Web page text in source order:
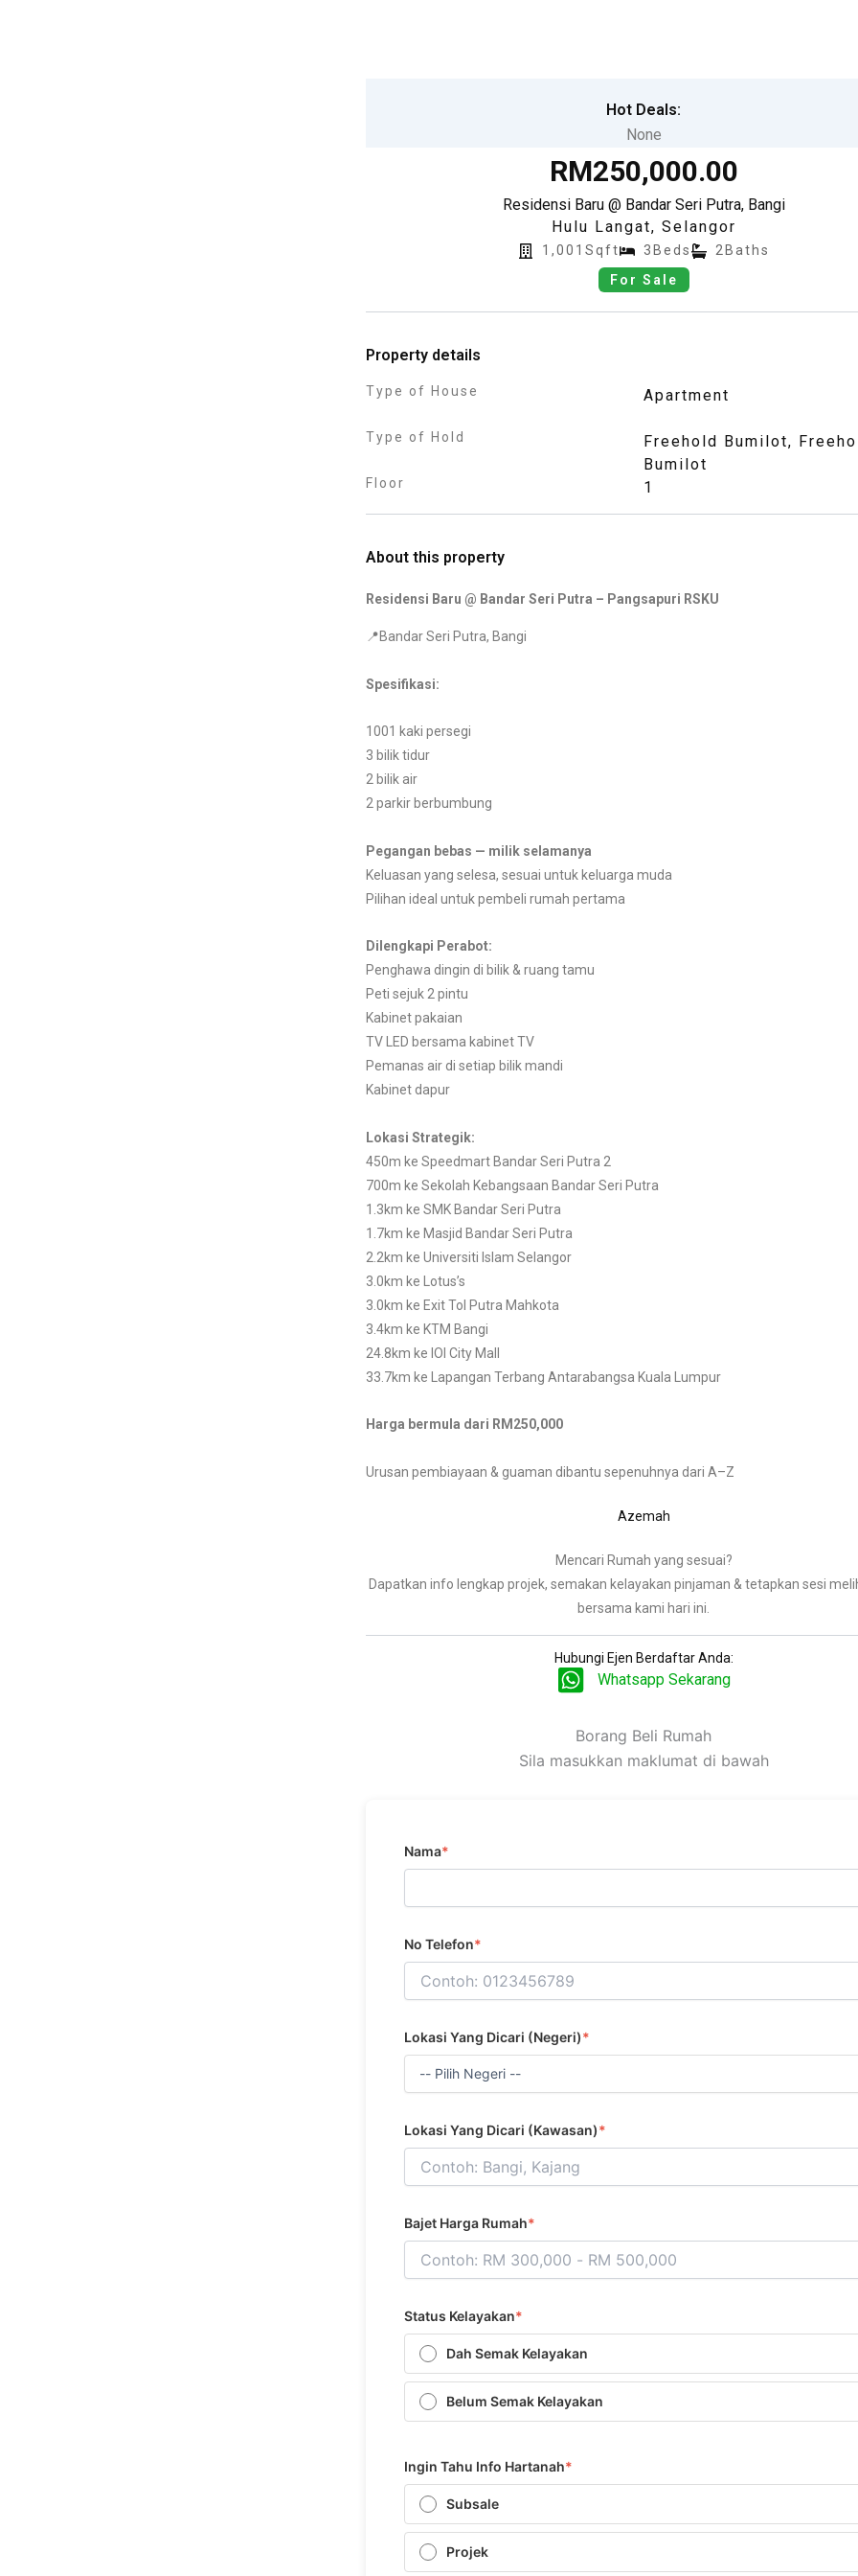
Hot Deals:
None
RM250,000.00
Residensi Baru @ Bandar Seri Putra, Bangi
Hulu Langat, Selangor
1,001Sqft 3Beds
2Baths
For Sale
Property details
Type of House Apartment
Type of Hold Freehold Bumilot,
Bumilot
Floor 1
About this property
Residensi Baru @ Bandar Seri Putra – Pangsapuri RSKU
📍Bandar Seri Putra, Bangi
Spesifikasi:
1001 kaki persegi
3 bilik tidur
2 bilik air
2 parkir berbumbung
Pegangan bebas — milik selamanya
Keluasan yang selesa, sesuai untuk keluarga muda
Pilihan ideal untuk pembeli rumah pertama
Dilengkapi Perabot:
Penghawa dingin di bilik & ruang tamu
Peti sejuk 2 pintu
Kabinet pakaian
TV LED bersama kabinet TV
Pemanas air di setiap bilik mandi
Kabinet dapur
Lokasi Strategik:
450m ke Speedmart Bandar Seri Putra 2
700m ke Sekolah Kebangsaan Bandar Seri Putra
1.3km ke SMK Bandar Seri Putra
1.7km ke Masjid Bandar Seri Putra
2.2km ke Universiti Islam Selangor
3.0km ke Lotus’s
3.0km ke Exit Tol Putra Mahkota
3.4km ke KTM Bangi
24.8km ke IOI City Mall
33.7km ke
Lapangan Terbang Antarabangsa Kuala Lumpur
Harga bermula dari RM250,000
Urusan pembiayaan & guaman dibantu sepenuhnya dari A–Z
Azemah
Mencari Rumah yang sesuai?
Dapatkan info lengkap projek, semakan kelayakan pinjaman & tetapkan sesi
bersama kami hari ini.
Hubungi Ejen Berdaftar Anda:
Whatsapp Sekarang
Borang Beli Rumah
Sila masukkan maklumat di bawah
Nama*
No Telefon*
Lokasi Yang Dicari (Negeri)*
Lokasi Yang Dicari (Kawasan)*
Bajet Harga Rumah*
Status Kelayakan*
Dah Semak Kelayakan
Belum Semak Kelayakan
Ingin Tahu Info Hartanah*
Subsale
Projek